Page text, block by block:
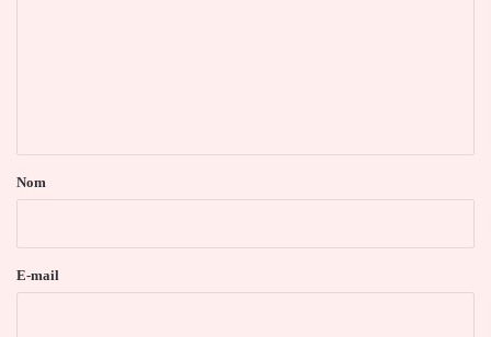
a
e
Nom
E-mail